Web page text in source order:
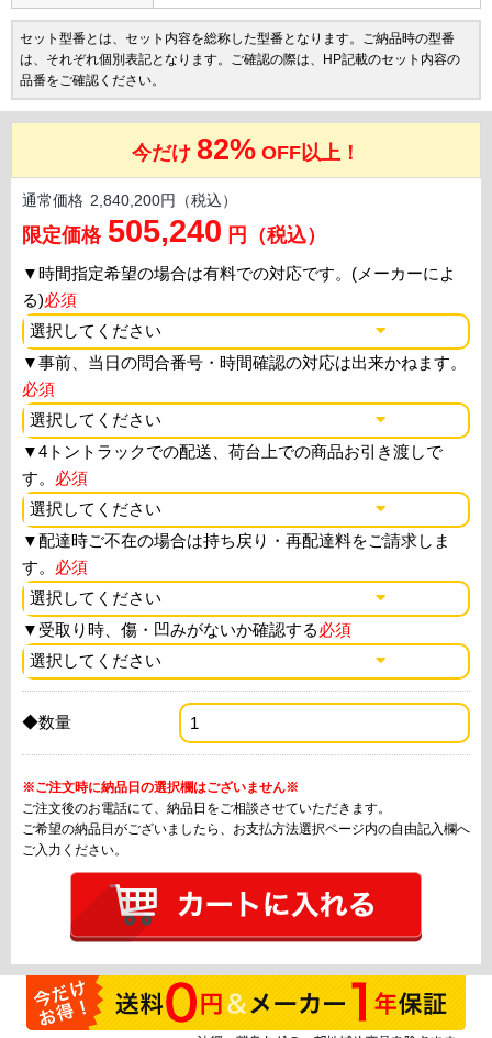
セット型番とは、セット内容を総称した型番となります。ご納品時の型番
は、それぞれ個別表記となります。ご確認の際は、HP記載のセット内容の
品番をご確認ください。
今だけ 82% OFF以上！
通常価格 2,840,200円（税込）
限定価格 505,240 円（税込）
▼時間指定希望の場合は有料での対応です。(メーカーによ
る)必須
▼事前、当日の問合番号・時間確認の対応は出来かねます。
必須
▼4トントラックでの配送、荷台上での商品お引き渡しで
す。 必須
▼配達時ご不在の場合は持ち戻り・再配達料をご請求しま
す。 必須
▼ 受取り時、傷・凹みがないか確認する必須
◆数量
※ご注文時に納品日の選択欄はございません※
ご注文後のお電話にて、納品日をご相談させていただきます。
ご希望の納品日がございましたら、お支払方法選択ページ内の自由記入欄へ
ご入力ください。